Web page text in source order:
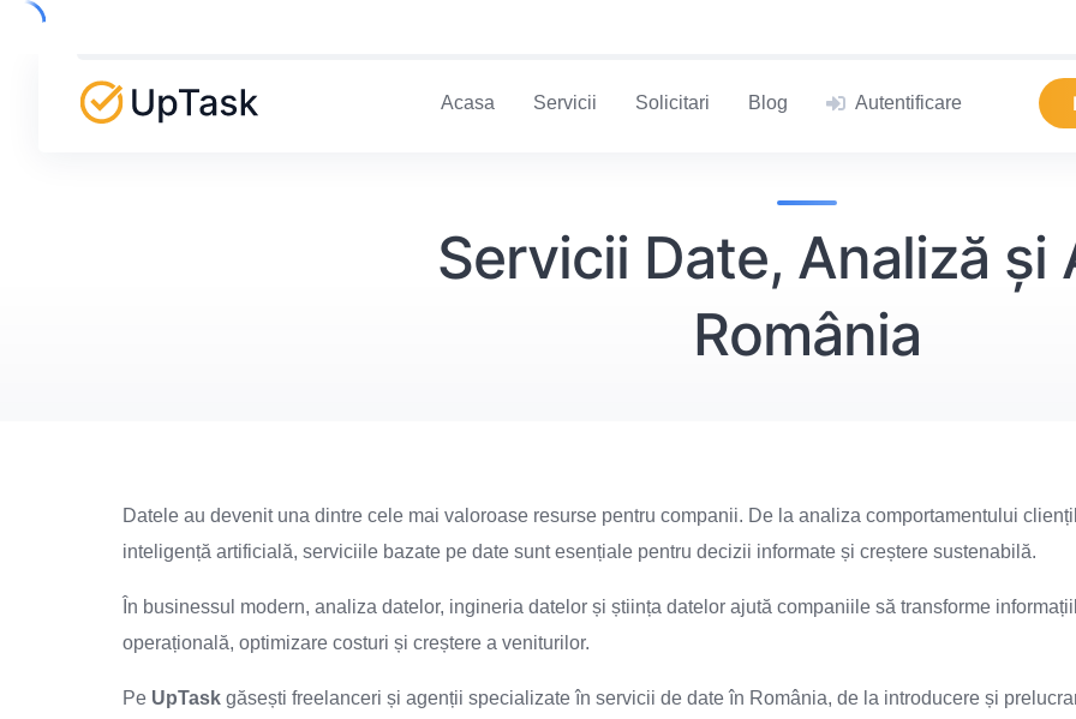
Skip
Acasa
Servicii Solicitari Blog Autentificare
Servicii Date, Analiză și
România
Datele au devenit una dintre cele mai valoroase resurse pentru companii. De la analiza comportamentului
inteligență artificială, serviciile bazate pe date sunt esențiale pentru decizii informate și creștere sustenabilă.
În businessul modern, analiza datelor, ingineria datelor și știința datelor ajută companiile să transforme
operațională, optimizare costuri și creștere a veniturilor.
Pe UpTask găsești freelanceri și agenții specializate în servicii de date în România, de la introducere și